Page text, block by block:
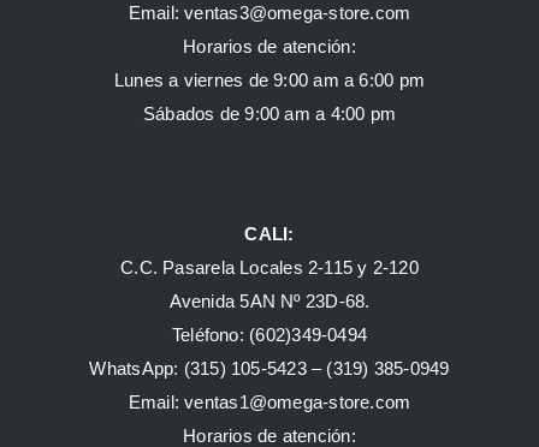
Email: ventas3@omega-store.com
Horarios de atención:
Lunes a viernes de 9:00 am a 6:00 pm
Sábados de 9:00 am a 4:00 pm
CALI:
C.C. Pasarela Locales 2-115 y 2-120
Avenida 5AN Nº 23D-68.
Teléfono: (602)349-0494
WhatsApp: (315) 105-5423 – (319) 385-0949
Email:ventas1@omega-store.com
Horarios de atención: